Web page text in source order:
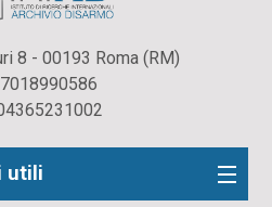
8 - 00193 Roma (RM)
utili